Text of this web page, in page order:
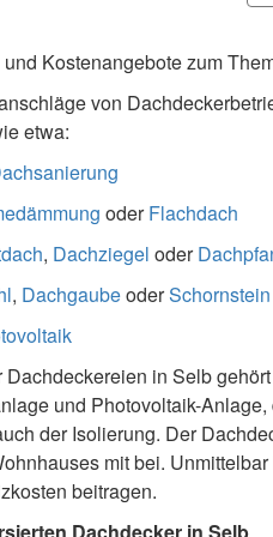
Kostenangebote zum
von
etwa:
oderFlachdach
, Dachziegel oder
, DachgaubeoderSchornstein
in Selb
und Photovoltaik-
der Isolierung. Der
mit bei.
beitragen.
Dachdecker in Selb